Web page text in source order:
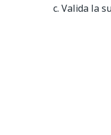
Valida la